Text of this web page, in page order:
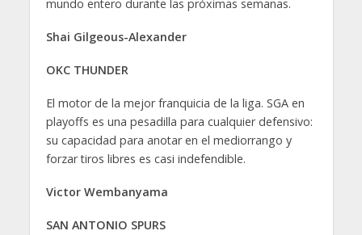
mundo entero durante las próximas semanas.
Shai Gilgeous-Alexander
OKC THUNDER
El motor de la mejor franquicia de la liga. SGA en
playoffs es una pesadilla para cualquier defensivo:
su capacidad para anotar en el mediorrango y
forzar tiros libres es casi indefendible.
Victor Wembanyama
SAN ANTONIO SPURS